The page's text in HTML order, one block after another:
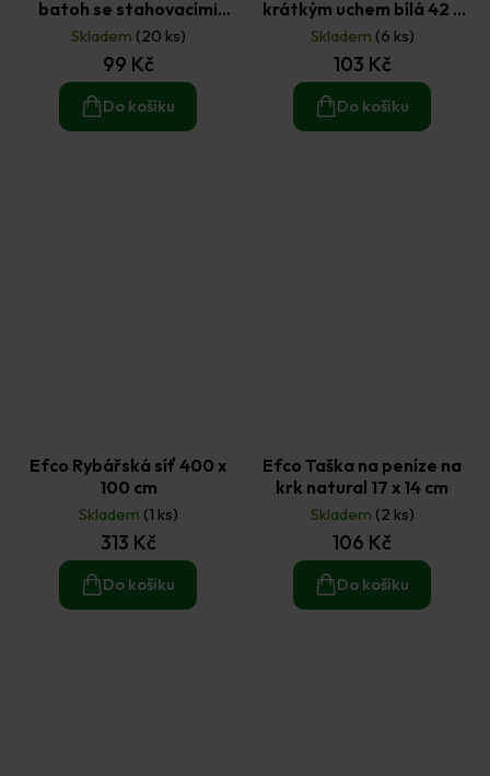
batoh se stahovacími
šňůrkami Piráti 41 x 37 cm
Skladem (20 ks)
99 Kč
Do košíku
krátkým uchem bílá 42 x
38 cm
Skladem (6 ks)
103 Kč
Do košíku
Efco Rybářská síť 400 x
100 cm
Skladem (1 ks)
313 Kč
Do košíku
Efco Taška na peníze na
krk natural 17 x 14 cm
Skladem (2 ks)
106 Kč
Do košíku